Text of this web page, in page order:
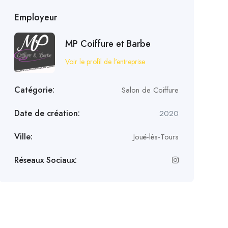
Employeur
MP Coiffure et Barbe
Voir le profil de l'entreprise
Catégorie: Salon de Coiffure
Date de création: 2020
Ville: Joué-lès-Tours
Réseaux Sociaux: